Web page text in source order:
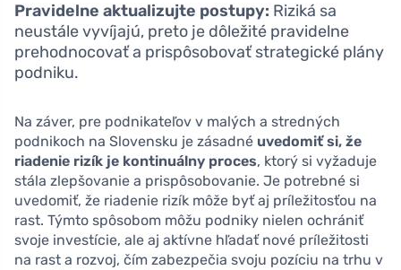
Pravidelne aktualizujte postupy: Riziká sa
neustále vyvíjajú, preto je dôležité pravidelne
prehodnocovať a prispôsobovať strategické plány
podniku.
Na záver, pre podnikateľov v malých a stredných
podnikoch na Slovensku je zásadné uvedomiť si, že
riadenie rizík je kontinuálny proces, ktorý si vyžaduje
stála zlepšovanie a prispôsobovanie. Je potrebné si
uvedomiť, že riadenie rizík môže byť aj príležitosťou na
rast. Týmto spôsobom môžu podniky nielen ochrániť
svoje investície, ale aj aktívne hľadať nové príležitosti
na rast a rozvoj, čím zabezpečia svoju pozíciu na trhu v